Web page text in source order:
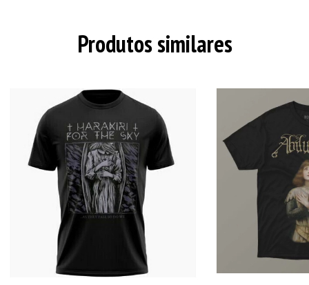
Produtos similares